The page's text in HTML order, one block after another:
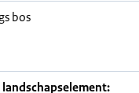
bos